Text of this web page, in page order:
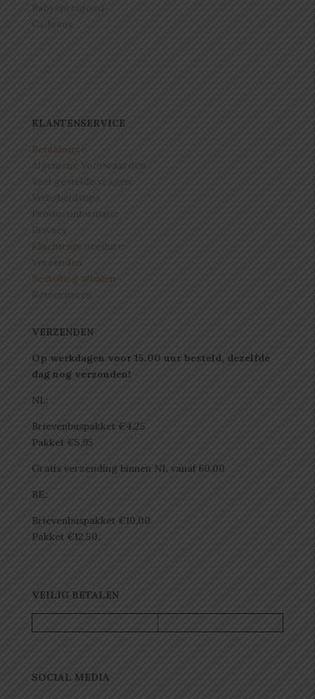
Babyspeelgoed
Cadeaus
KLANTENSERVICE
Betaalwijze
Algemene Voorwaarden
Veel gestelde vragen
Veiligheidstips
Productinformatie
Privacy
Klachtenprocedure
Verzenden
Bestelling afhalen
Retourneren
VERZENDEN
Op werkdagen voor 15.00 uur besteld, dezelfde
dag nog verzonden!
NL:
Brievenbuspakket €4,25
Pakket €5,95
Gratis verzending binnen NL vanaf 60,00
BE:
Brievenbuspakket €10,00
Pakket €12.50.
VEILIG BETALEN
SOCIAL MEDIA